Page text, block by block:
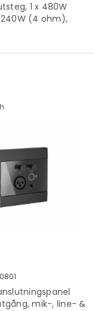
1 x 480W
240W (4 ohm),
mik-, line- &